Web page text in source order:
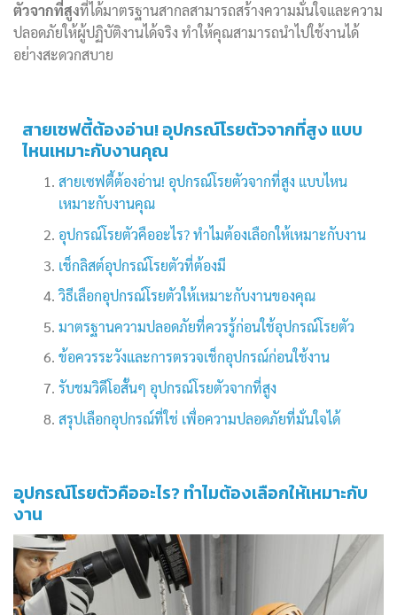
ตัวจากที่สูงที่ได้มาตรฐานสากลสามารถสร้างความมั่นใจและความ
ปลอดภัยให้ผู้ปฏิบัติงานได้จริง ทำให้คุณสามารถนำไปใช้งานได้
อย่างสะดวกสบาย
สายเซฟตี้ต้องอ่าน! อุปกรณ์โรยตัวจากที่สูง แบบ
ไหนเหมาะกับงานคุณ
สายเซฟตี้ต้องอ่าน! อุปกรณ์โรยตัวจากที่สูง แบบไหน
เหมาะกับงานคุณ
อุปกรณ์โรยตัวคืออะไร? ทำไมต้องเลือกให้เหมาะกับงาน
เช็กลิสต์อุปกรณ์โรยตัวที่ต้องมี
วิธีเลือกอุปกรณ์โรยตัวให้เหมาะกับงานของคุณ
มาตรฐานความปลอดภัยที่ควรรู้ก่อนใช้อุปกรณ์โรยตัว
ข้อควรระวังและการตรวจเช็กอุปกรณ์ก่อนใช้งาน
รับชมวิดีโอสั้นๆ อุปกรณ์โรยตัวจากที่สูง
สรุปเลือกอุปกรณ์ที่ใช่ เพื่อความปลอดภัยที่มั่นใจได้
อุปกรณ์โรยตัวคืออะไร? ทำไมต้องเลือกให้เหมาะกับ
งาน